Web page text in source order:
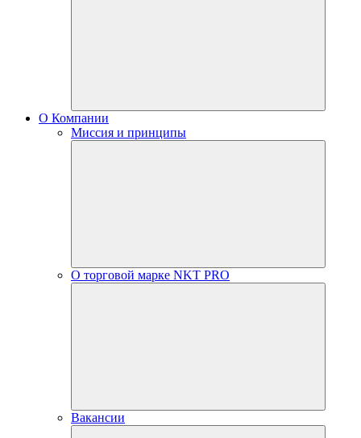
О Компании
Миссия и принципы
О торговой марке NKT PRO
Вакансии